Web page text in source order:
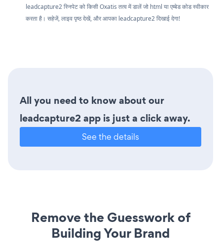
leadcapture2 स्निपेट को किसी Oxatis तत्व में डालें जो html या एम्बेड कोड स्वीकार
करता है। सहेजें, लाइव पृष्ठ देखें, और आपका leadcapture2 दिखाई देगा!
All you need to know about our
leadcapture2 app is just a click away.
See the details
Remove the Guesswork of
Building Your Brand